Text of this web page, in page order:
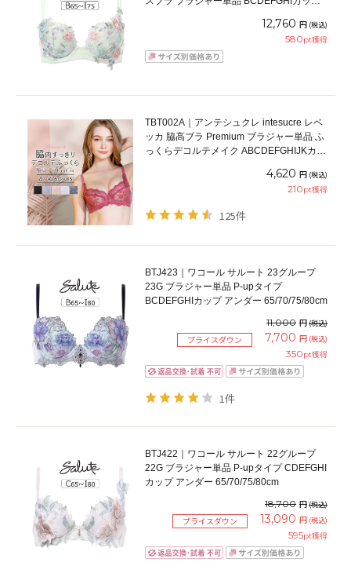
12,760 円 (税込)
580pt獲得
TBT002A｜アンテシュクレ intesucre レベ
ッカ 脇高ブラ Premium ブラジャー単品 ふ
っくらデコルテメイク ABCDEFGHIJKカッ
4,620 円 (税込)
210pt獲得
125件
BTJ423｜ワコール サルート 23グループ
23G ブラジャー単品 P-upタイプ
BCDEFGHIカップ アンダー 65/70/75/80cm
11,000 円(税込)
プライスダウン 7,700 円 (税込)
350pt獲得
1件
BTJ422｜ワコール サルート 22グループ
22G ブラジャー単品 P-upタイプ CDEFGHI
カップ アンダー 65/70/75/80cm
18,700 円(税込)
プライスダウン 13,090 円 (税込)
595pt獲得